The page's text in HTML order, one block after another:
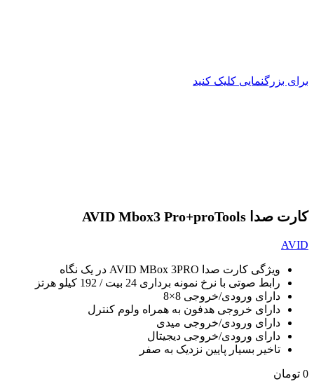
برای بزرگنمایی کلیک کنید
کارت صدا AVID Mbox3 Pro+proTools
AVID
ویژگی کارت صدا AVID MBox 3PRO در یک نگاه
رابط صوتی با نرخ نمونه برداری 24 بیت / 192 کیلو هرتز
دارای ورودی/خروجی 8×8
دارای خروجی هدفون به همراه ولوم کنترل
دارای ورودی/خروجی میدی
دارای ورودی/خروجی دیجیتال
تاخیر بسیار پایین نزدیک به صفر
0 تومان